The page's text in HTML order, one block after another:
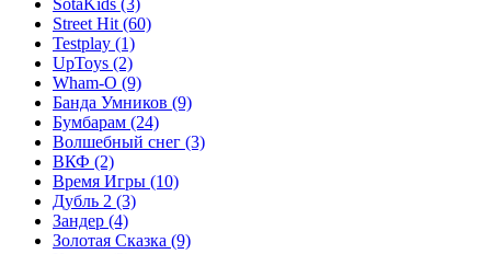
SotaKids (3)
Street Hit (60)
Testplay (1)
UpToys (2)
Wham-O (9)
Банда Умников (9)
Бумбарам (24)
Волшебный снег (3)
ВКФ (2)
Время Игры (10)
Дубль 2 (3)
Зандер (4)
Золотая Сказка (9)